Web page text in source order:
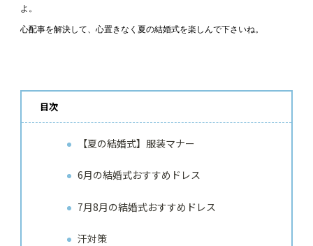
よ。
心配事を解決して、心置きなく夏の結婚式を楽しんで下さいね。
目次
【夏の結婚式】服装マナー
6月の結婚式おすすめドレス
7月8月の結婚式おすすめドレス
汗対策